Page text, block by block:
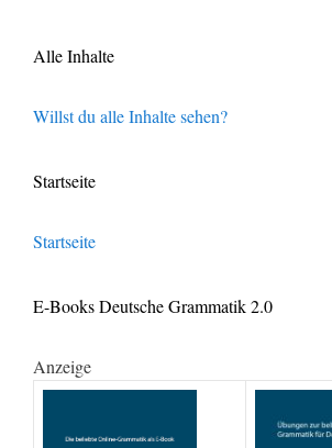
Alle Inhalte
Willst du alle Inhalte sehen?
Startseite
Startseite
E-Books Deutsche Grammatik 2.0
Anzeige